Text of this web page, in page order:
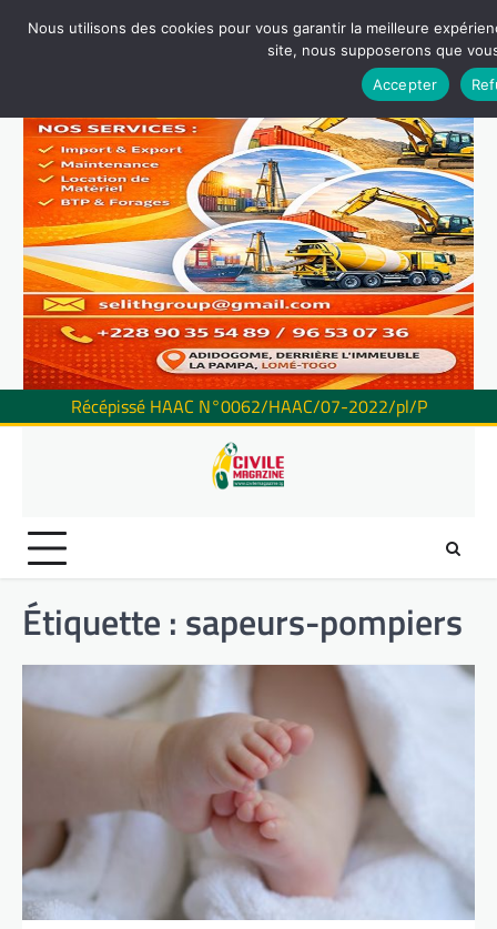
Récépissé HAAC N°0062/HAAC/07-2022/pl/P
Étiquette : sapeurs-pompiers
Nous utilisons des cookies pour vous garantir la meilleure
site, nous supposerons que
Accepter